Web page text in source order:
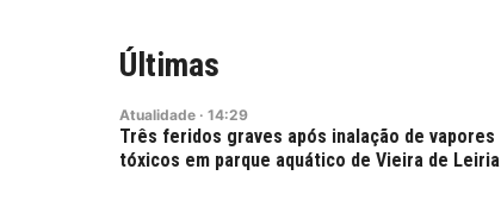
Últimas
Atualidade · 14:29
Três feridos graves após inalação de vapores
tóxicos em parque aquático de Vieira de Leiria